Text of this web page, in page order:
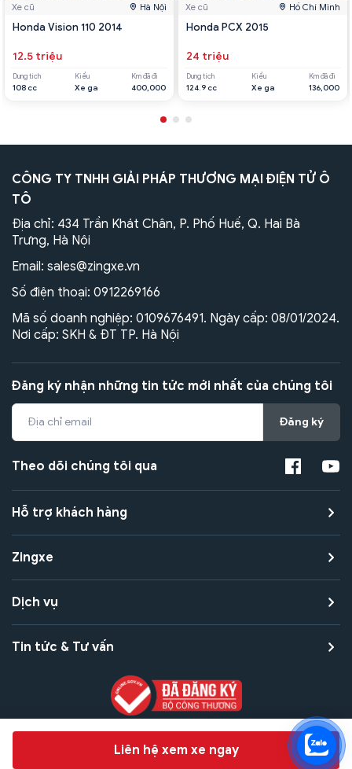
Chat hỗ trợ
Liên hệ xem xe ngay
Xe cũ Hà Nội
Honda Vision 110 2014
12.5 triệu
Dung tích
108 cc
Kiểu
Xe ga
Km đã đi
400,000
Xe cũ Hồ Chí Minh
Honda PCX 2015
24 triệu
Dung tích
124.9 cc
Kiểu
Xe ga
Km đã đi
136,000
CÔNG TY TNHH GIẢI PHÁP THƯƠNG MẠI ĐIỆN TỬ Ô
TÔ
Địa chỉ: 434 Trần Khát Chân, P. Phố Huế, Q. Hai Bà
Trưng, Hà Nội
Email: sales@zingxe.vn
Số điện thoại: 0912269166
Mã số doanh nghiệp: 0109676491. Ngày cấp: 08/01/2024.
Nơi cấp: SKH & ĐT TP. Hà Nội
Đăng ký nhận những tin tức mới nhất của chúng tôi
Đăng ký
Theo dõi chúng tôi qua
Hỗ trợ khách hàng
Zingxe
Dịch vụ
Tin tức & Tư vấn
Bảo mật quyền riêng tư
Điều khoản sử dụng